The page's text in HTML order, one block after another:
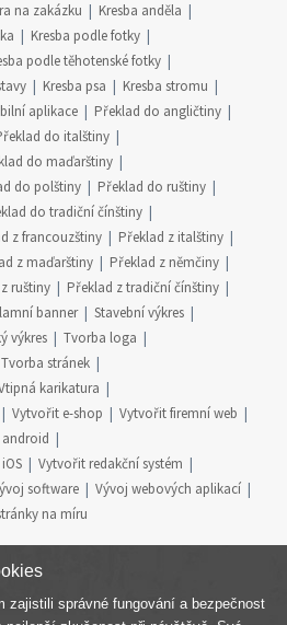
na zakázku
Kresba anděla
Kresba podle fotky
podle těhotenské fotky
Kresba psa
Kresba stromu
aplikace
Překlad do angličtiny
do italštiny
do maďarštiny
do polštiny
Překlad do ruštiny
do tradiční čínštiny
z francouzštiny
Překlad z italštiny
z maďarštiny
Překlad z němčiny
ruštiny
Překlad z tradiční čínštiny
banner
Stavební výkres
výkres
Tvorba loga
Tvorba stránek
karikatura
Vytvořit e-shop
Vytvořit firemní web
Vytvořit redakční systém
software
Vývoj webových aplikací
na míru
zajistili správné fungování a bezpečnost